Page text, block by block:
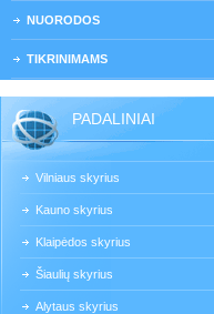
NUORODOS
TIKRINIMAMS
PADALINIAI
Vilniaus skyrius
Kauno skyrius
Klaipėdos skyrius
Šiaulių skyrius
Alytaus skyrius